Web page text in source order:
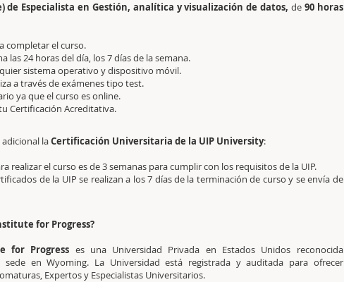
de Especialista en Gestión, analítica y visualización de datos, de90 horas
completar el curso.
las 24 horas del día, los 7 días de la semana.
sistema operativo y dispositivo móvil.
a través de exámenes tipo test.
ya que el curso es online.
Certificación Acreditativa.
laCertificación Universitaria de la UIP University:
realizar el curso es de 3 semanas para cumplir con los requisitos de la UIP.
de la UIP se realizan a los 7 días de la terminación de curso y se envía de
for Progress?
for Progress es una Universidad Privada en Estados Unidos reconocida
sede en Wyoming. La Universidad está registrada y auditada para ofrecer
Expertos y Especialistas Universitarios.